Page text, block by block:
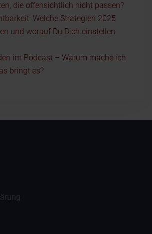
die offensichtlich nicht passen?
Welche Strategien 2025
und worauf Du Dich einstellen
im Podcast – Warum mache ich
bringt es?